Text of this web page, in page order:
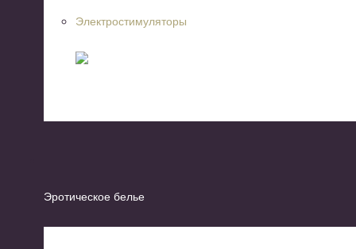
Электростимуляторы
Эротическое белье